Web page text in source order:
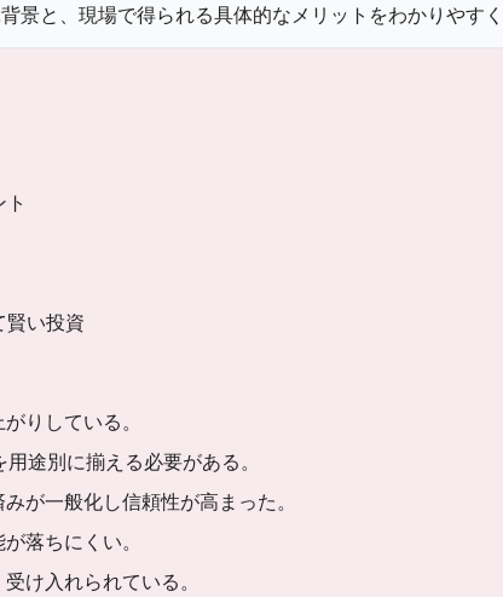
景と、現場で得られる具体的なメリットをわかりやすく
賢い投資
りしている。
途別に揃える必要がある。
が一般化し信頼性が高まった。
落ちにくい。
け入れられている。